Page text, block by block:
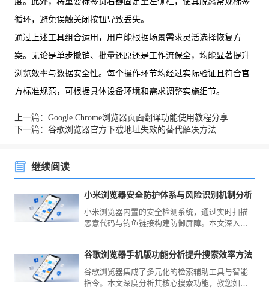
循环，避免误触关闭按钮导致丢失。
通过上述工具组合运用，用户能根据场景需求灵活选择恢复方
案。无论是单步撤销、批量还原还是工作流保全，均能显著提升
浏览效率与数据安全性。每个操作环节均经过实际验证且符合官
方标准规范，可根据具体设备环境和需求调整实施细节。
上一篇：Google Chrome浏览器页面翻译功能使用教程分享
下一篇：谷歌浏览器官方下载地址失效的替代解决方法
继续阅读
小米浏览器安全防护体系与风险识别机制分析
小米浏览器内置的安全检测系统，通过实时扫描
恶意代码与钓鱼链接构建防御屏障。本文深入解
谷歌浏览器手机版功能分析提升搜索效率方法
谷歌浏览器集成了多元化的检索辅助工具与智能
指令。本文深度分析其核心搜索功能，教您如何